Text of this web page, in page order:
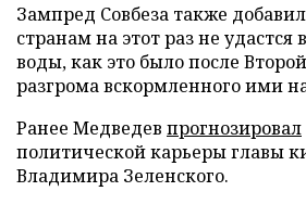
Зампред Совбеза также
странам на этот раз не
воды, как это было после
разгрома вскормленного ими
Ранее Медведев прогнозировал
политической карьеры главы
Владимира Зеленского.